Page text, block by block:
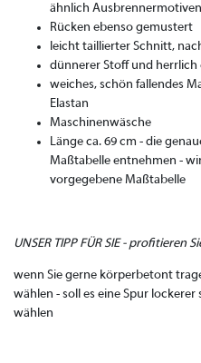
ähnlich Ausbrennermotiven
Rücken ebenso gemustert
leicht taillierter Schnitt,
dünnerer Stoff und herrlich
weiches, schön fallendes
Elastan
Maschinenwäsche
Länge ca. 69 cm - die
Maßtabelle entnehmen -
vorgegebene Maßtabelle
UNSER TIPP FÜR SIE - profitieren
wenn Sie gerne körperbetont
wählen - soll es eine Spur
wählen